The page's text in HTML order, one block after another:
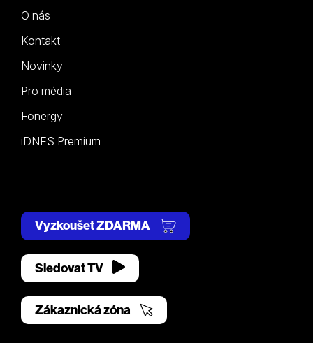
O nás
Kontakt
Novinky
Pro média
Fonergy
iDNES Premium
Vyzkoušet ZDARMA
Sledovat TV
Zákaznická zóna